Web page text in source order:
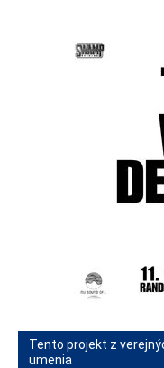
Tento projekt z
umenia